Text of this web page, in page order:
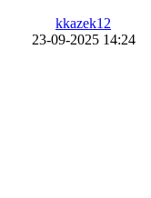
kkazek12
23-09-2025 14:24